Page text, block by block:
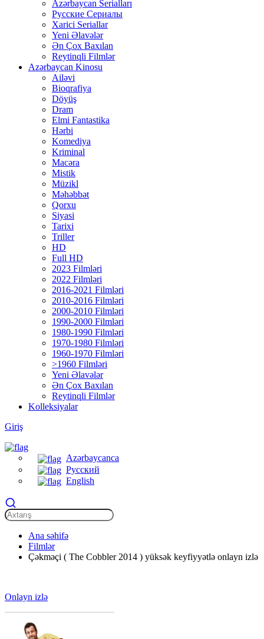
Azərbaycan Serialları
Русские Сериалы
Xarici Seriallar
Yeni Əlavələr
Ən Çox Baxılan
Reytinqli Filmlər
Azərbaycan Kinosu
Ailəvi
Bioqrafiya
Döyüş
Dram
Elmi Fantastika
Hərbi
Komediya
Kriminal
Macəra
Mistik
Müzikl
Məhəbbət
Qorxu
Siyasi
Tarixi
Triller
HD
Full HD
2023 Filmləri
2022 Filmləri
2016-2021 Filmləri
2010-2016 Filmləri
2000-2010 Filmləri
1990-2000 Filmləri
1980-1990 Filmləri
1970-1980 Filmləri
1960-1970 Filmləri
>1960 Filmləri
Yeni Əlavələr
Ən Çox Baxılan
Reytinqli Filmlər
Kolleksiyalar
Giriş
Azərbaycanca
Русский
English
Ana səhifə
Filmlər
Çəkməçi ( The Cobbler 2014 ) yüksək keyfiyyətlə onlayn izlə
Onlayn izlə